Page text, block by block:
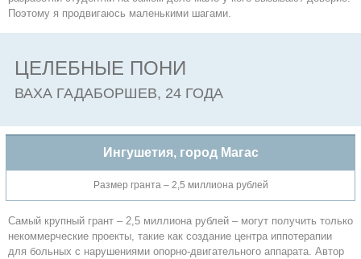
Поэтому я продвигаюсь маленькими шагами.
ЦЕЛЕБНЫЕ ПОНИ
ВАХА ГАДАБОРШЕВ, 24 ГОДА
Ингушетия, город Магас
Размер гранта – 2,5 миллиона рублей
Самый крупный грант – 2,5 миллиона рублей – могут получить только
некоммерческие проекты, такие как создание центра иппотерапии
для больных с нарушениями опорно-двигательного аппарата. Автор